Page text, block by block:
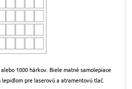
1000 hárkov. Biele matné samolepiace
pre laserovú a atramentovú tlač.